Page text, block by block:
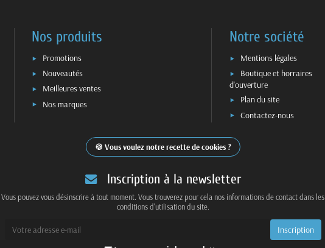
Nos produits
Promotions
Nouveautés
Meilleures ventes
Nos marques
Notre société
Mentions légales
Boutique et horraires
d'ouverture
Plan du site
Contactez-nous
Vous voulez notre recette de cookies ?
Inscription à la newsletter
Vous pouvez vous désinscrire à tout moment. Vous trouverez pour cela nos informations de contact dans les
conditions d'utilisation du site.